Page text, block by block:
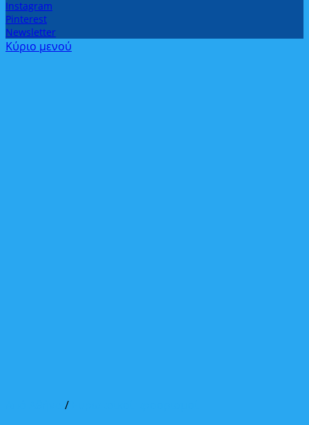
Instagram
Pinterest
Newsletter
Κύριο μενού
/